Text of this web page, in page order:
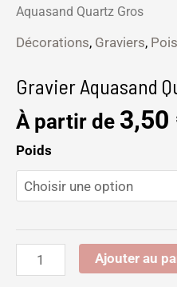
Aquasand Quartz Gros
Décorations, Graviers,
Gravier Aquasand
À partir de 3,50
Poids
Ajouter au